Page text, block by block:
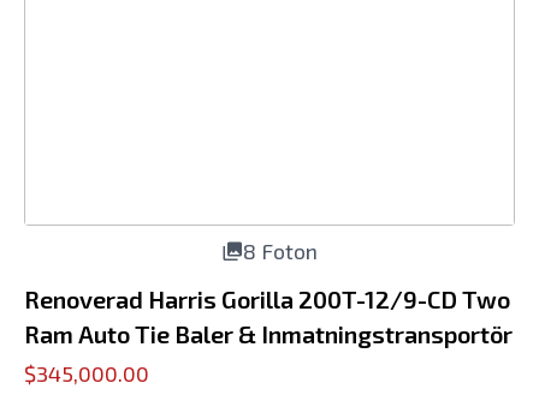
8 Foton
Renoverad Harris Gorilla 200T-12/9-CD Two
Ram Auto Tie Baler & Inmatningstransportör
$345,000.00